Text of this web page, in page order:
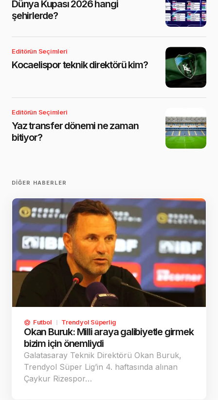
Dünya Kupası 2026 hangi
şehirlerde?
Editörün Seçimleri
Kocaelispor teknik direktörü kim?
Editörün Seçimleri
Yaz transfer dönemi ne zaman
bitiyor?
DIĞER HABERLER
Futbol Trendyol Süperlig
Okan Buruk: Milli araya galibiyetle girmek
bizim için önemliydi
Galatasaray Teknik Direktörü Okan Buruk,
Trendyol Süper Lig’in 4. haftasında alınan
Çaykur Rizespor…